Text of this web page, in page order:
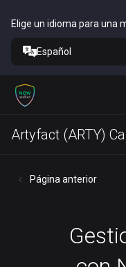
Elige un idioma para una
Español
Artyfact (ARTY)
Página anterior